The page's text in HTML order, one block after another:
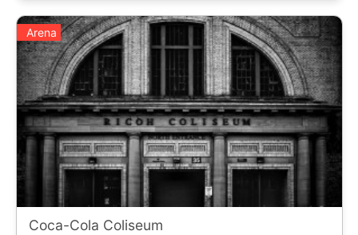
Arena
Coca-Cola Coliseum